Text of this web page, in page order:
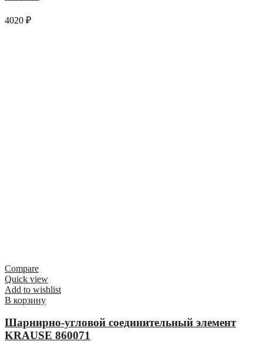
4020 ₽
Compare
Quick view
Add to wishlist
В корзину
Шарнирно-угловой соединительный элемент
KRAUSE 860071